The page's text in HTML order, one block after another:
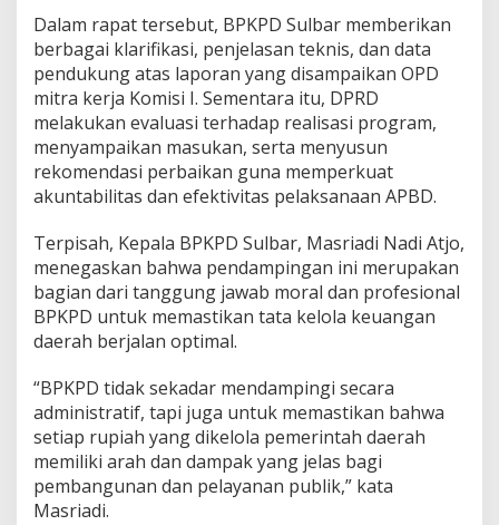
i
s
i
I
D
P
R
D
Dalam rapat tersebut, BPKPD Sulbar memberikan
berbagai klarifikasi, penjelasan teknis, dan data
pendukung atas laporan yang disampaikan OPD
mitra kerja Komisi I. Sementara itu, DPRD
melakukan evaluasi terhadap realisasi program,
menyampaikan masukan, serta menyusun
rekomendasi perbaikan guna memperkuat
akuntabilitas dan efektivitas pelaksanaan APBD.
Terpisah, Kepala BPKPD Sulbar, Masriadi Nadi Atjo,
menegaskan bahwa pendampingan ini merupakan
bagian dari tanggung jawab moral dan profesional
BPKPD untuk memastikan tata kelola keuangan
daerah berjalan optimal.
“BPKPD tidak sekadar mendampingi secara
administratif, tapi juga untuk memastikan bahwa
setiap rupiah yang dikelola pemerintah daerah
memiliki arah dan dampak yang jelas bagi
pembangunan dan pelayanan publik,” kata
Masriadi.